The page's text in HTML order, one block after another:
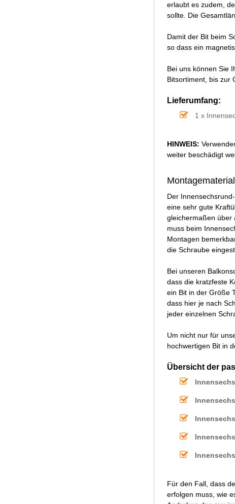
erlaubt es zudem,
sollte. Die
Damit der Bit beim
so dass ein
Bei uns können Sie
Bitsortiment, bis zur
Lieferumfang:
1 x
HINWEIS:
weiter beschädigt
Der
eine sehr gute
gleichermaßen über
muss beim
Montagen
die Schraube
Bei unseren
dass die kratzfeste
ein Bit in der Größe
dass hier je nach
jeder einzelnen
Um nicht nur für
hochwertigen Bit in
Übersicht der
Für den Fall, dass
erfolgen muss, wie